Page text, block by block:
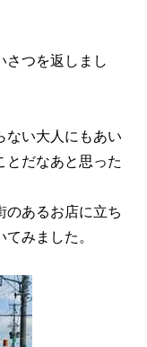
さつを返しまし
ない大人にもあい
とだなあと思った
のあるお店に立ち
みました。